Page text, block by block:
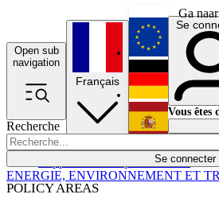
Ga
Open sub
navigation
Recherche
Se connecter
POLICY AREAS
Économie
Français
English
Deutsch
Español
Se
Vous êtes
ENERGIE, ENVIRONNEMENT ET